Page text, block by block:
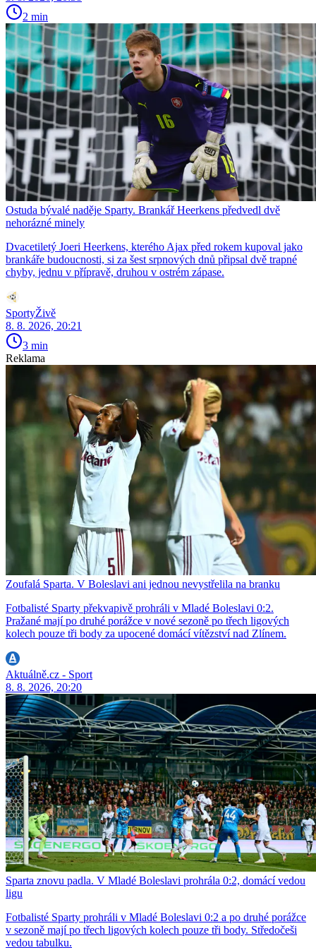
2 min
Ostuda bývalé naděje Sparty. Brankář Heerkens předvedl dvě
nehorázné minely
Dvacetiletý Joeri Heerkens, kterého Ajax před rokem kupoval jako
brankáře budoucnosti, si za šest srpnových dnů připsal dvě trapné
chyby, jednu v přípravě, druhou v ostrém zápase.
SportyŽivě
8. 8. 2026, 20:21
3 min
Reklama
Zoufalá Sparta. V Boleslavi ani jednou nevystřelila na branku
Fotbalisté Sparty překvapivě prohráli v Mladé Boleslavi 0:2.
Pražané mají po druhé porážce v nové sezoně po třech ligových
kolech pouze tři body za upocené domácí vítězství nad Zlínem.
Aktuálně.cz - Sport
8. 8. 2026, 20:20
Sparta znovu padla. V Mladé Boleslavi prohrála 0:2, domácí vedou
ligu
Fotbalisté Sparty prohráli v Mladé Boleslavi 0:2 a po druhé porážce
v sezoně mají po třech ligových kolech pouze tři body. Středočeši
vedou tabulku.